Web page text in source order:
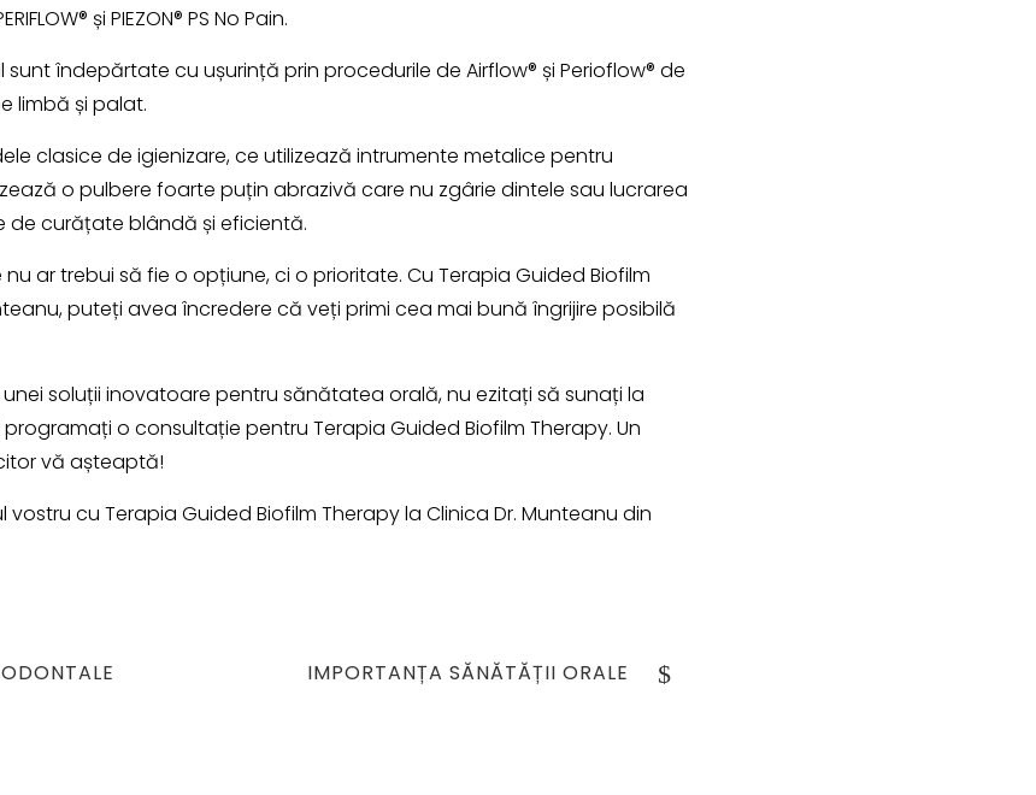
și PIEZON® PS No Pain.
îndepărtate cu ușurință prin procedurile de Airflow® și Perioflow® de
limbă și palat.
clasice de igienizare, ce utilizează intrumente metalice pentru
o pulbere foarte puțin abrazivă care nu zgârie dintele sau lucrarea
de curățate blândă și eficientă.
ar trebui să fie o opțiune, ci o prioritate. Cu Terapia Guided Biofilm
puteți avea încredere că veți primi cea mai bună îngrijire posibilă
soluții inovatoare pentru sănătatea orală, nu ezitați să sunați la
programați o consultație pentru Terapia Guided Biofilm Therapy. Un
vă așteaptă!
cu Terapia Guided Biofilm Therapy la Clinica Dr. Munteanu din
NEXT
IMPORTANȚA SĂNĂTĂȚII ORALE